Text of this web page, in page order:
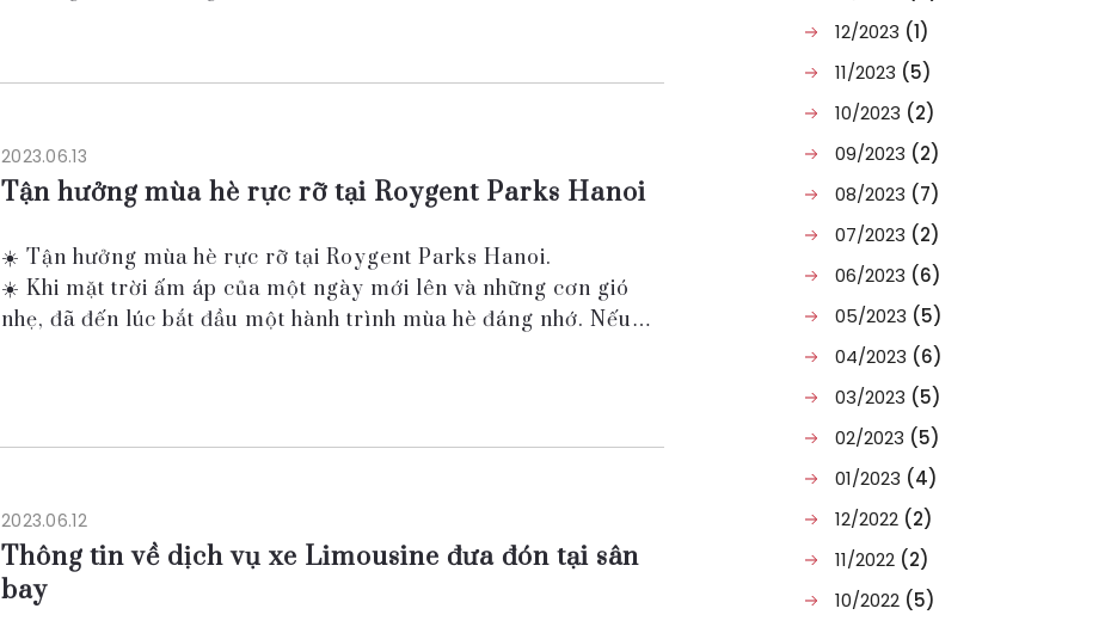
Hít ...
2023.06.13
Tận hưởng mùa hè rực rỡ tại Roygent Parks Hanoi
☀️ Tận hưởng mùa hè rực rỡ tại Roygent Parks Hanoi.
☀️ Khi mặt trời ấm áp của một ngày mới lên và những cơn gió
nhẹ, đã đến lúc bắt đầu một hành trình mùa hè đáng nhớ. Nếu
2023.06.12
Thông tin về dịch vụ xe Limousine đưa đón tại sân
bay
12/2023 (1)
11/2023 (5)
10/2023 (2)
09/2023 (2)
08/2023 (7)
07/2023 (2)
06/2023 (6)
05/2023 (5)
04/2023 (6)
03/2023 (5)
02/2023 (5)
01/2023 (4)
12/2022 (2)
11/2022 (2)
10/2022 (5)